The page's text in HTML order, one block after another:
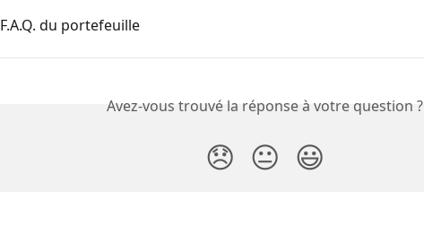
F.A.Q. du portefeuille
Avez-vous trouvé la réponse à votre question ?
😞 😐 😃